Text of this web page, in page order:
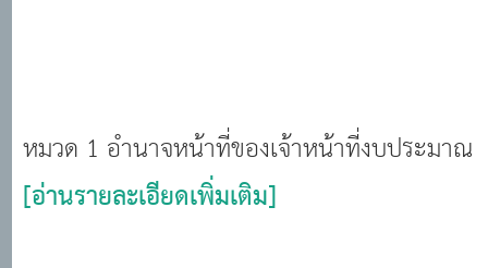
หมวด 1 อำนาจหน้าที่ของเจ้าหน้าที่งบประมาณ
[อ่านรายละเอียดเพิ่มเติม]